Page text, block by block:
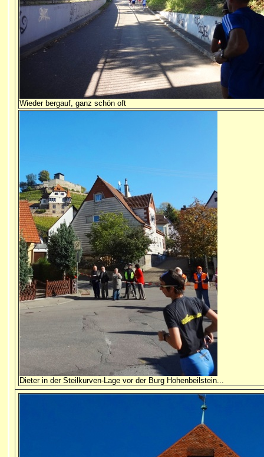
Wieder bergauf, ganz schön oft
Dieter in der Steilkurven-Lage vor der Burg Hohenbeilstein...